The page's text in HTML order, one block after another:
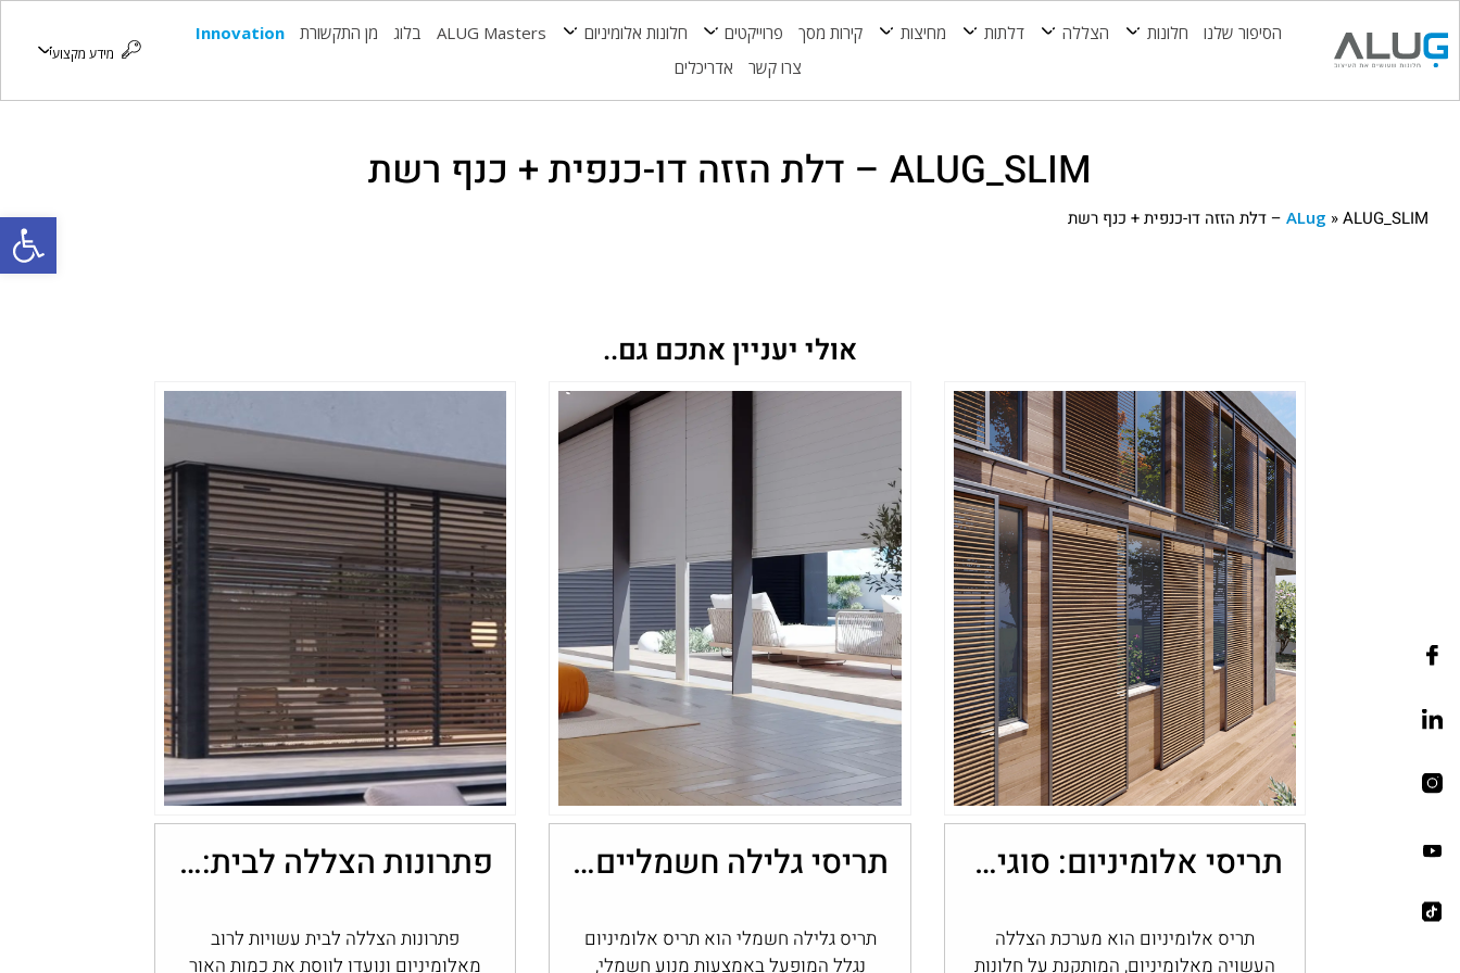
פתח
הסיפור שלנו חלונות הצללה דלתות מחיצות קירות מסך פרוייקטים חלונות אלומיניום ALUG Masters בלוג מן התקשורת
Innovation
צרו קשר
אדריכלים
מידע מקצועי
ALUG_SLIM – דלת הזזה דו-כנפית + כנף רשת
ALug »ALUG_SLIM – דלת הזזה דו-כנפית + כנף רשת
אולי יעניין אתכם גם..
תריסי אלומיניום: סוגים, יתרונות ובחירה לבית
תריס אלומיניום הוא מערכת הצללה
העשויה מאלומיניום, המותקנת על חלונות
תריסי גלילה חשמליים: נוחות, שליטה ובקרת אור בבית
תריס גלילה חשמלי הוא תריס אלומיניום
נגלל המופעל באמצעות מנוע חשמלי,
פתרונות הצללה לבית: שליטה בכמות האור עם מערכות אלומיניום
פתרונות הצללה לבית עשויות לרוב
מאלומיניום ונועדו לווסת את כמות האור